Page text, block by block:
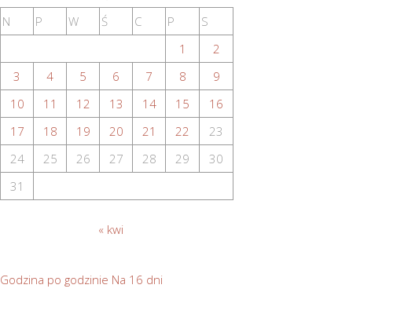
N
P W Ś C P
S
1
2
3
4 5 6 7 8
9
10
11 12 13 14 15
16
17
18 19 20 21 22
23
24
25 26 27 28 29
30
31
« kwi
Godzina po godzinie Na 16 dni